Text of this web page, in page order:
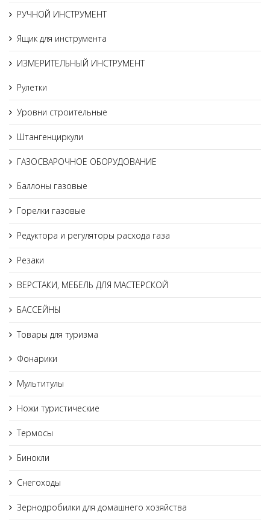
РУЧНОЙ ИНСТРУМЕНТ
Ящик для инструмента
ИЗМЕРИТЕЛЬНЫЙ ИНСТРУМЕНТ
Рулетки
Уровни строительные
Штангенциркули
ГАЗОСВАРОЧНОЕ ОБОРУДОВАНИЕ
Баллоны газовые
Горелки газовые
Редуктора и регуляторы расхода газа
Резаки
ВЕРСТАКИ, МЕБЕЛЬ ДЛЯ МАСТЕРСКОЙ
БАССЕЙНЫ
Товары для туризма
Фонарики
Мультитулы
Ножи туристические
Термосы
Бинокли
Снегоходы
Зернодробилки для домашнего хозяйства